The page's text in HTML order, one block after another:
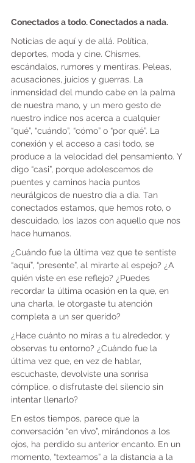
Conectados a todo. Conectados a nada.
Noticias de aquí y de allá. Política,
deportes, moda y cine. Chismes,
escándalos, rumores y mentiras. Peleas,
acusaciones, juicios y guerras. La
inmensidad del mundo cabe en la palma
de nuestra mano, y un mero gesto de
nuestro índice nos acerca a cualquier
“qué”, “cuándo”, “cómo” o “por qué”. La
conexión y el acceso a casi todo, se
produce a la velocidad del pensamiento. Y
digo “casi”, porque adolescemos de
puentes y caminos hacia puntos
neurálgicos de nuestro día a día. Tan
conectados estamos, que hemos roto, o
descuidado, los lazos con aquello que nos
hace humanos.
¿Cuándo fue la última vez que te sentiste
“aquí”, “presente”, al mirarte al espejo? ¿A
quién viste en ese reflejo? ¿Puedes
recordar la última ocasión en la que, en
una charla, le otorgaste tu atención
completa a un ser querido?
¿Hace cuánto no miras a tu alrededor, y
observas tu entorno? ¿Cuándo fue la
última vez que, en vez de hablar,
escuchaste, devolviste una sonrisa
cómplice, o disfrutaste del silencio sin
intentar llenarlo?
En estos tiempos, parece que la
conversación “en vivo”, mirándonos a los
ojos, ha perdido su anterior encanto. En un
momento, “texteamos” a la distancia a la